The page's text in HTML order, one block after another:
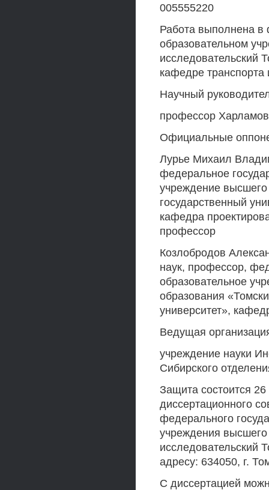
005555220
Работа выполнена в
образовательном
исследовательский
кафедре транспорта
Научный
профессор
Официальные
Лурье Михаил
федеральное
учреждение высшего
государственный
кафедра
профессор
Козлобродов
наук, профессор,
образовательное
образования
университет»,
Ведущая
учреждение науки
Сибирского
Защита состоится
диссертационного
федерального
учреждения
исследовательский
адресу: 634050, г.
С диссертацией